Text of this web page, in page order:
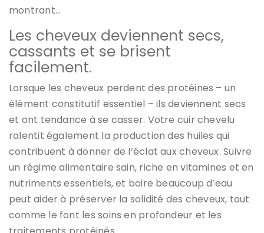
montrant…
Les cheveux deviennent secs,
cassants et se brisent
facilement.
Lorsque les cheveux perdent des protéines – un
élément constitutif essentiel – ils deviennent secs
et ont tendance à se casser. Votre cuir chevelu
ralentit également la production des huiles qui
contribuent à donner de l’éclat aux cheveux. Suivre
un régime alimentaire sain, riche en vitamines et en
nutriments essentiels, et boire beaucoup d’eau
peut aider à préserver la solidité des cheveux, tout
comme le font les soins en profondeur et les